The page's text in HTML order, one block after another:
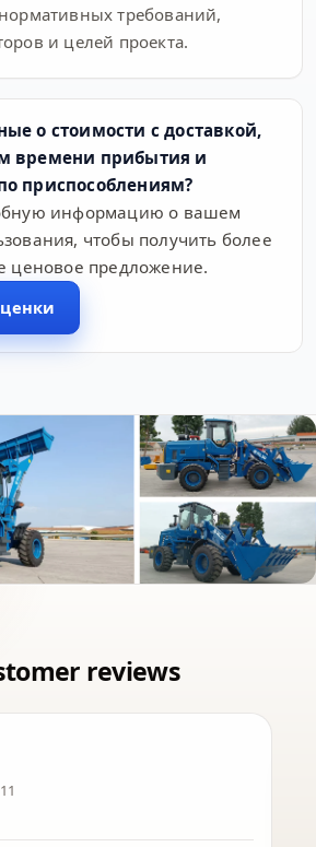
требований,
и целей проекта.
о стоимости с доставкой,
времени прибытия и
приспособлениям?
информацию о вашем
чтобы получить более
ценовое предложение.